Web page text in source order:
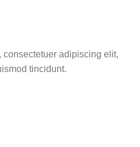
consectetuer adipiscing elit,
tincidunt.